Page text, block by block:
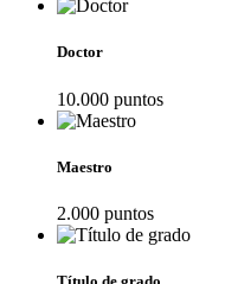
Doctor
10.000 puntos
Maestro
2.000 puntos